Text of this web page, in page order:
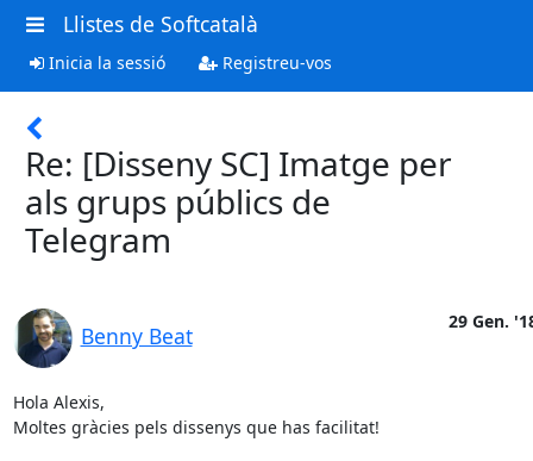
Llistes de Softcatalà
Inicia la sessió Registreu-vos
Re: [Disseny SC] Imatge per
als grups públics de
Telegram
Benny Beat
29 Gen.
Hola Alexis,
Moltes gràcies pels dissenys que has facilitat!